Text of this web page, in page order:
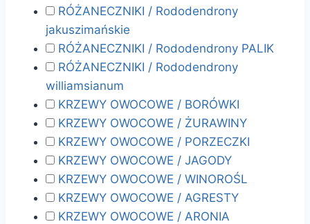
RÓŻANECZNIKI / Rododendrony
jakuszimańskie
RÓŻANECZNIKI / Rododendrony PALIK
RÓŻANECZNIKI / Rododendrony
williamsianum
KRZEWY OWOCOWE / BORÓWKI
KRZEWY OWOCOWE / ŻURAWINY
KRZEWY OWOCOWE / PORZECZKI
KRZEWY OWOCOWE / JAGODY
KRZEWY OWOCOWE / WINOROŚL
KRZEWY OWOCOWE / AGRESTY
KRZEWY OWOCOWE / ARONIA